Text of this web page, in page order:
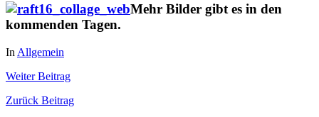
Mehr Bilder gibt es in den
kommenden Tagen.
In Allgemein
WeiterBeitrag
Zurück Beitrag